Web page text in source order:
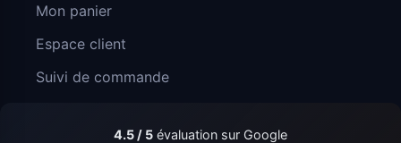
Mon panier
Espace client
Suivi de commande
4.5 / 5 évaluation sur Google